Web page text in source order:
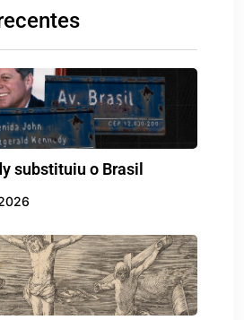
substituiu o Brasil